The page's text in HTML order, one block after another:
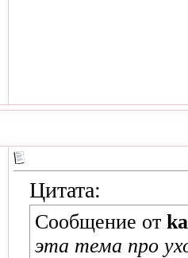
Цитата:
Сообщение от
эта тема про